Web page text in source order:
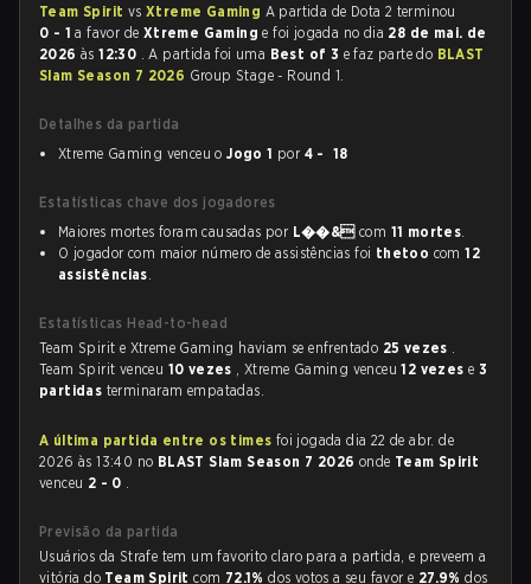
Team Spirit vsXtreme Gaming A partida de Dota 2 terminou
0 - 1 a favor de Xtreme Gaminge foi jogada no dia 28 de mai. de
2026 às12:30 . A partida foi uma Best of 3 e faz parte do BLAST
Slam Season 7 2026 Group Stage - Round 1.
Detalhes da partida
Xtreme Gaming venceu oJogo 1 por 4 - 18
Estatísticas chave dos jogadores
Maiores mortes foram causadas por L��&com 11 mortes.
O jogador com maior número de assistências foi thetoo com12
assistências.
Estatísticas Head-to-head
Team Spirit e Xtreme Gaming haviam se enfrentado 25 vezes .
Team Spirit venceu 10 vezes , Xtreme Gaming venceu12 vezese 3
partidas terminaram empatadas.
A última partida entre os times foi jogada dia 22 de abr. de
2026 às 13:40 no BLAST Slam Season 7 2026 onde Team Spirit
venceu 2 - 0 .
Previsão da partida
Usuários da Strafe tem um favorito claro para a partida, e preveem a
vitória do Team Spiritcom 72.1%dos votos a seu favor e 27.9%dos